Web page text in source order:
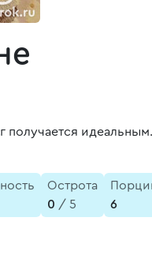
Острота
0 / 5
6